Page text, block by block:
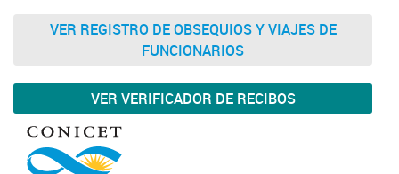
VER REGISTRO DE OBSEQUIOS Y VIAJES DE
FUNCIONARIOS
VER VERIFICADOR DE RECIBOS